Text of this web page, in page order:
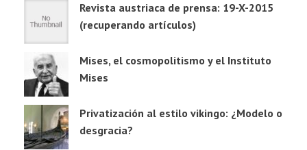
Revista austriaca de prensa: 19-X-2015
(recuperando artículos)
Mises, el cosmopolitismo y el Instituto
Mises
Privatización al estilo vikingo: ¿Modelo o
desgracia?